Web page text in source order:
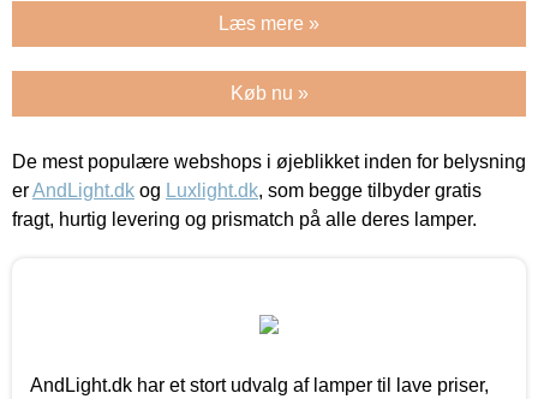
Læs mere »
Køb nu »
De mest populære webshops i øjeblikket inden for belysning
erAndLight.dk og Luxlight.dk, som begge tilbyder gratis
fragt, hurtig levering og prismatch på alle deres lamper.
AndLight.dk har et stort udvalg af lamper til lave priser,